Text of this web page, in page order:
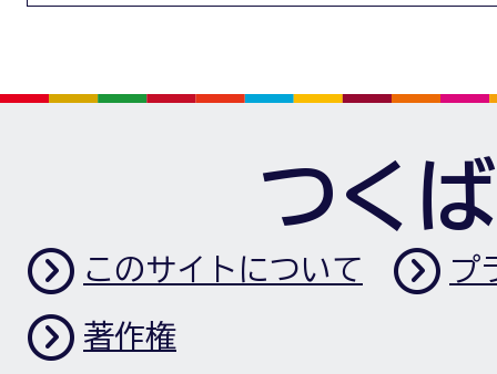
つく
このサイトについて プ
著作権